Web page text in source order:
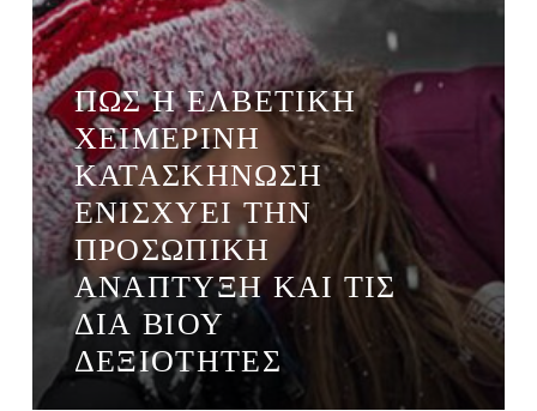
ΠΏΣ Η ΕΛΒΕΤΙΚΉ
ΧΕΙΜΕΡΙΝΉ
ΚΑΤΑΣΚΉΝΩΣΗ
ΕΝΙΣΧΎΕΙ ΤΗΝ
ΠΡΟΣΩΠΙΚΉ
ΑΝΆΠΤΥΞΗ ΚΑΙ ΤΙΣ
ΔΙΑ ΒΊΟΥ
ΔΕΞΙΌΤΗΤΕΣ